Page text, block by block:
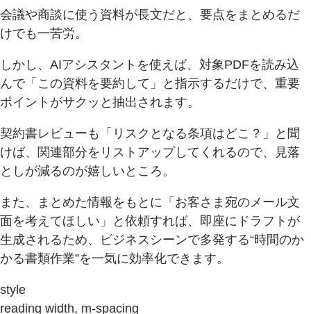
会議や商談に使う資料が長文だと、要点をまとめるだ
けでも一苦労。
しかし、AIアシスタントを使えば、対象PDFを読み込
んで「この資料を要約して」と指示するだけで、重要
ポイントがサクッと抽出されます。
契約書レビューも「リスクとなる条項はどこ？」と聞
けば、関連部分をリストアップしてくれるので、見落
としが減るのが嬉しいところ。
また、まとめた情報をもとに「お客さま宛のメール文
面を考えてほしい」と依頼すれば、即座にドラフトが
生成されるため、ビジネスシーンで多発する“時間のか
かる書類作業”を一気に効率化できます。
style
reading width, m-spacing